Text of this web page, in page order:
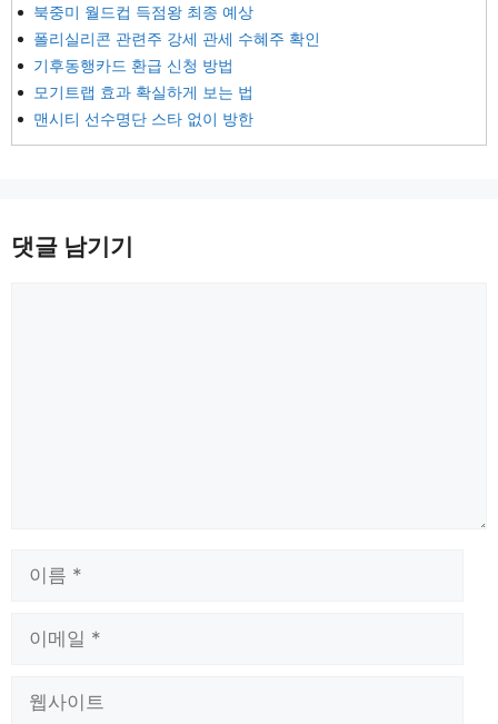
북중미 월드컵 득점왕 최종 예상
폴리실리콘 관련주 강세 관세 수혜주 확인
기후동행카드 환급 신청 방법
모기트랩 효과 확실하게 보는 법
맨시티 선수명단 스타 없이 방한
댓글 남기기